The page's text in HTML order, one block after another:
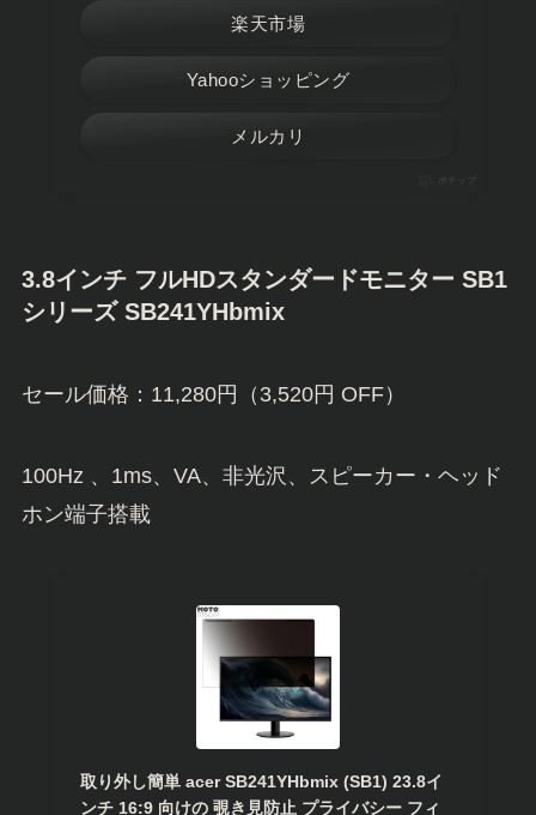
楽天市場
Yahooショッピング
メルカリ
ポチップ
3.8インチ フルHDスタンダードモニター SB1
シリーズ SB241YHbmix
セール価格：11,280円（3,520円 OFF）
100Hz 、1ms、VA、非光沢、スピーカー・ヘッド
ホン端子搭載
取り外し簡単 acer SB241YHbmix (SB1) 23.8イ
ンチ 16:9 向けの 覗き見防止 プライバシー フィ